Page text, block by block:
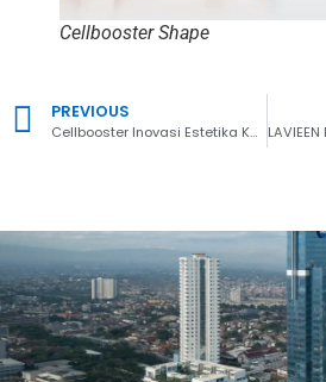
Cellbooster Shape
PREVIOUS
Cellbooster Inovasi Estetika Kulit